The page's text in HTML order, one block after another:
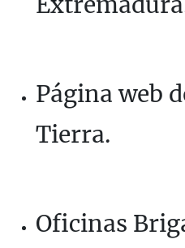
Página web
Tierra.
Oficinas